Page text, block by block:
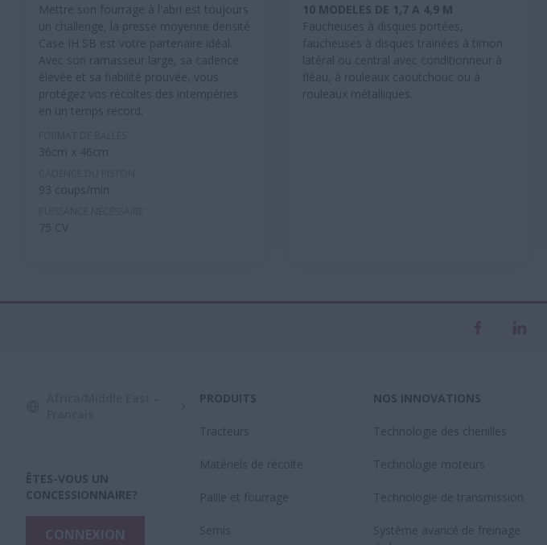
Mettre son fourrage à l'abri est toujours
un challenge, la presse moyenne densité
Case IH SB est votre partenaire idéal.
Avec son ramasseur large, sa cadence
élevée et sa fiabilité prouvée, vous
protégez vos récoltes des intempéries
en un temps record.
36cm x 46cm
93 coups/min
75 CV
10 MODELES DE 1,7 A 4,9 M
Faucheuses à disques portées,
faucheuses à disques trainées à timon
latéral ou central avec conditionneur à
fléau, à rouleaux caoutchouc ou à
rouleaux métalliques.
ÊTES-VOUS UN
CONCESSIONNAIRE?
PRODUITS
Tracteurs
Matériels de récolte
Paille et fourrage
Semis
NOS INNOVATIONS
Technologie des chenilles
Technologie moteurs
Technologie de transmission
Système avancé de freinage